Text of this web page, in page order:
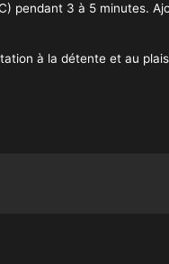
pendant 3 à 5 minutes.
à la détente et au